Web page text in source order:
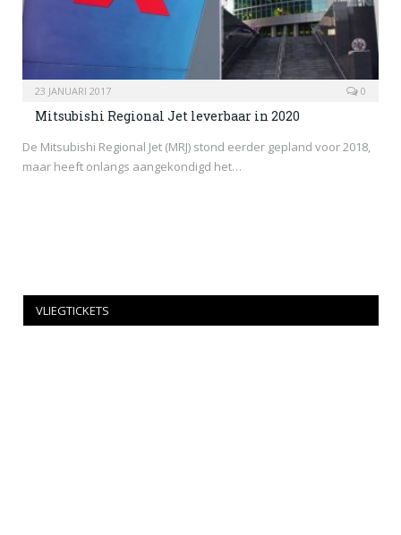
23 JANUARI 2017 0
Mitsubishi Regional Jet leverbaar in 2020
De Mitsubishi Regional Jet (MRJ) stond eerder gepland voor 2018,
maar heeft onlangs aangekondigd het…
VLIEGTICKETS